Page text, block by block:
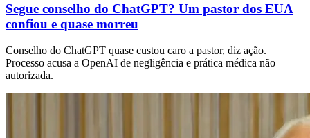
Segue conselho do ChatGPT? Um pastor dos EUA
confiou e quase morreu
Conselho do ChatGPT quase custou caro a pastor, diz ação.
Processo acusa a OpenAI de negligência e prática médica não
autorizada.